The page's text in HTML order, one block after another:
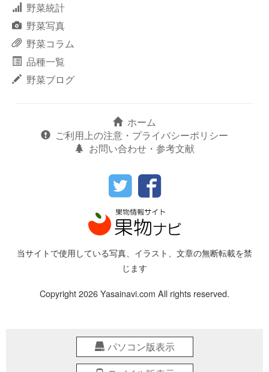
野菜統計
野菜写真
野菜コラム
品種一覧
野菜ブログ
ホーム
ご利用上の注意・プライバシーポリシー
お問い合わせ・参考文献
当サイトで使用している写真、イラスト、文章の無断転載を禁
じます
Copyright 2026 Yasainavi.com All rights reserved.
パソコン版表示